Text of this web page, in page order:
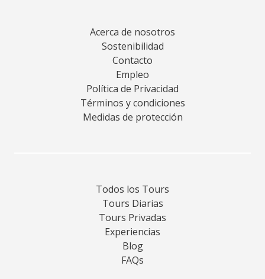
Acerca de nosotros
Sostenibilidad
Contacto
Empleo
Política de Privacidad
Términos y condiciones
Medidas de protección
Todos los Tours
Tours Diarias
Tours Privadas
Experiencias
Blog
FAQs